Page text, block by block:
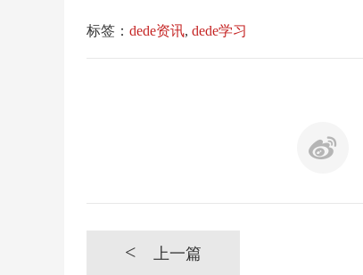
标签： dede资讯, dede学习
< 上一篇